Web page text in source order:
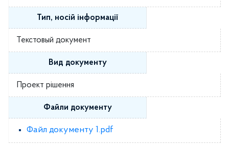
Тип, носій інформації
Текстовый документ
Вид документу
Проект рішення
Файли документу
Файл документу 1.pdf